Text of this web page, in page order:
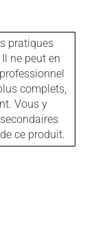
pratiques
ne peut en
complets,
Vous y
ce produit.